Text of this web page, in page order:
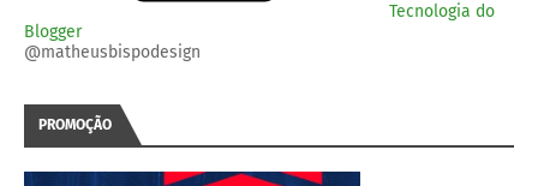
Tecnologia do
Blogger
@matheusbispodesign
PROMOÇÃO